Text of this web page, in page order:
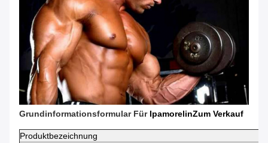
Grundinformationsformular Für IpamorelinZum Verkauf
Produktbezeichnung